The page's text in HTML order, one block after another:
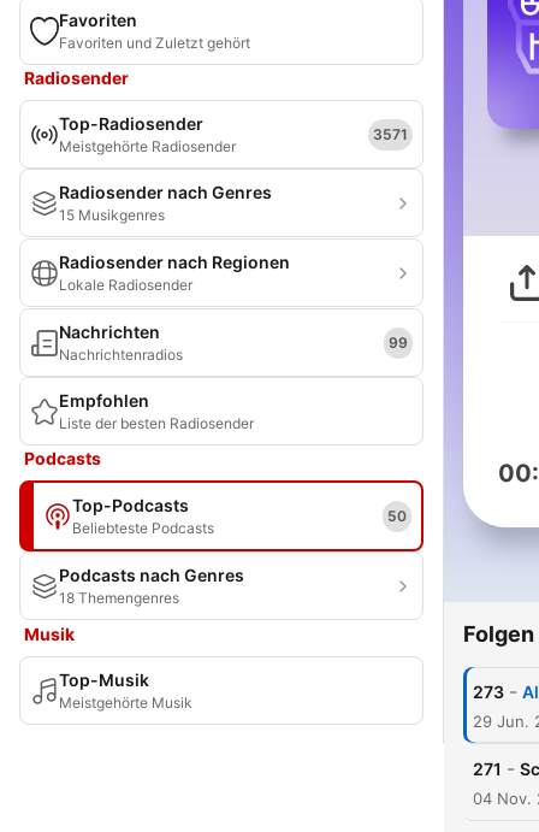
Favoriten
Favoriten und Zuletzt gehört
Radiosender
Top-Radiosender
Meistgehörte Radiosender
3571
Radiosender nach Genres
15 Musikgenres
Radiosender nach Regionen
Lokale Radiosender
Nachrichten
Nachrichtenradios
99
Empfohlen
Liste der besten Radiosender
Podcasts
Top-Podcasts
Beliebteste Podcasts
50
Podcasts nach Genres
18 Themengenres
Musik
Top-Musik
Meistgehörte Musik
Folgen
273 -
29 Jun.
271 -
04 Nov.